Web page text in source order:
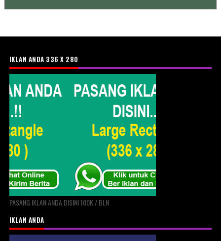
IKLAN ANDA 336 X 280
PASANG IKLAN ANDA DISINI 100K / BLN
IKLAN ANDA